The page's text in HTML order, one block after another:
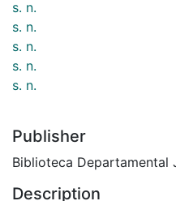
s. n.
s. n.
s. n.
s. n.
s. n.
Publisher
Biblioteca Departamental
Description